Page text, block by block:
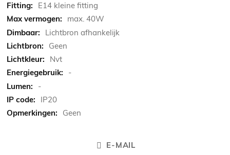
E14 kleine fitting
max. 40W
Lichtbron afhankelijk
Geen
Nvt
-
-
IP20
Geen
E-MAIL